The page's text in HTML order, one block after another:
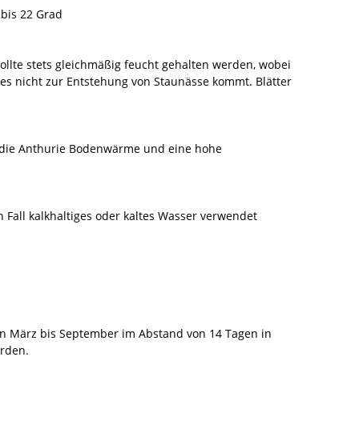
22 Grad
stets gleichmäßig feucht gehalten werden, wobei
nicht zur Entstehung von Staunässe kommt. Blätter
Anthurie Bodenwärme und eine hohe
kalkhaltiges oder kaltes Wasser verwendet
März bis September im Abstand von 14 Tagen in